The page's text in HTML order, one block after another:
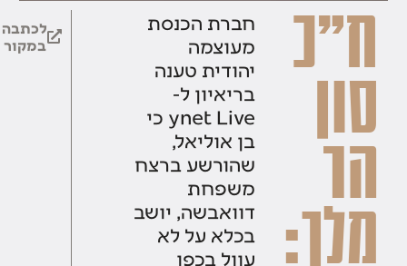
ח"כ
סון
הר
מלך:
חברת הכנסת
מעוצמה
יהודית טענה
בריאיון ל-
ynet Live כי
בן אוליאל,
שהורשע ברצח
משפחת
דוואבשה, יושב
בכלא על לא
עוול בכפו
לכתבה
במקור